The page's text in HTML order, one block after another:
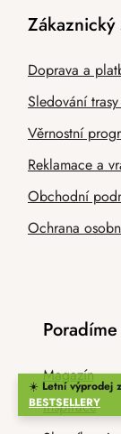
☀️ Letní výprodej
BESTSELLERY
Zákaznický
Doprava a
Sledování
Věrnostní
Reklamace a
Obchodní
Ochrana
Magazín
Inspirace